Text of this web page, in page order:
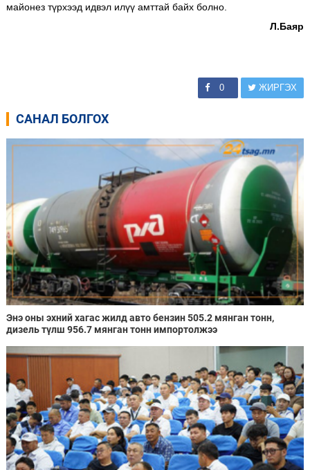
майонез түрхээд идвэл илүү амттай байх болно.
Л.Баяр
0 ЖИРГЭХ
САНАЛ БОЛГОХ
Энэ оны эхний хагас жилд авто бензин 505.2 мянган тонн,
дизель түлш 956.7 мянган тонн импортолжээ